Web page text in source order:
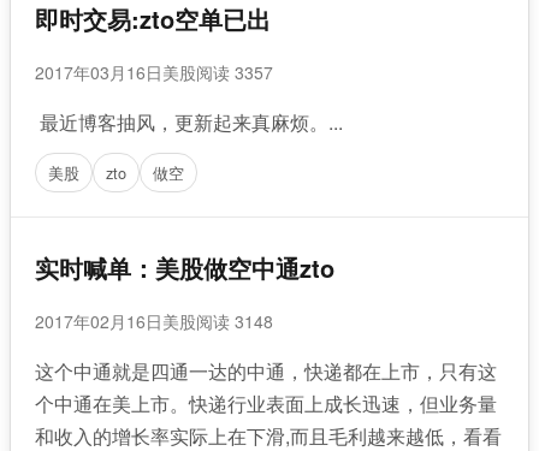
即时交易:zto空单已出
2017年03月16日美股阅读 3357
最近博客抽风，更新起来真麻烦。...
美股 zto 做空
实时喊单：美股做空中通zto
2017年02月16日美股阅读 3148
这个中通就是四通一达的中通，快递都在上市，只有这
个中通在美上市。快递行业表面上成长迅速，但业务量
和收入的增长率实际上在下滑,而且毛利越来越低，看看